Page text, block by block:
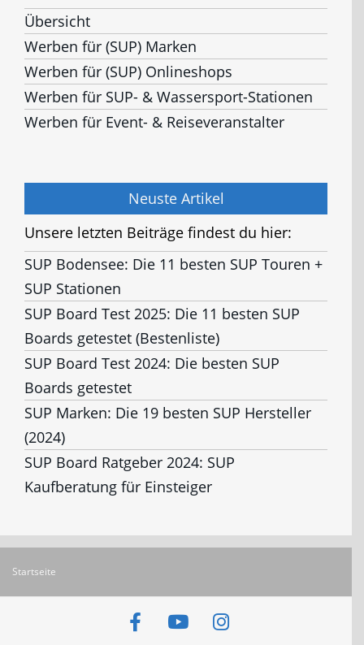
Übersicht
Werben für (SUP) Marken
Werben für (SUP) Onlineshops
Werben für SUP- & Wassersport-Stationen
Werben für Event- & Reiseveranstalter
Neuste Artikel
Unsere letzten Beiträge findest du hier:
SUP Bodensee: Die 11 besten SUP Touren +
SUP Stationen
SUP Board Test 2025: Die 11 besten SUP
Boards getestet (Bestenliste)
SUP Board Test 2024: Die besten SUP
Boards getestet
SUP Marken: Die 19 besten SUP Hersteller
(2024)
SUP Board Ratgeber 2024: SUP
Kaufberatung für Einsteiger
Startseite